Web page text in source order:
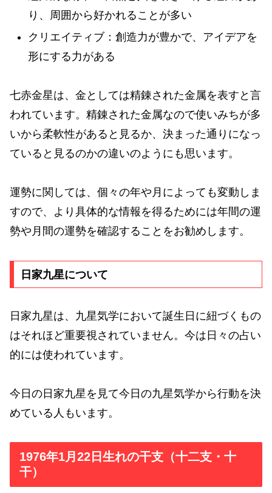
り、周囲から好かれることが多い
クリエイティブ：創造力が豊かで、アイデアを
形にする力がある
七赤金星は、金としては精錬された金属を表すと言
われています。精錬された金属なので使いみちが多
いから柔軟性があると見るか、決まった通りになっ
ていると見るのかの違いのようにも思います。
運勢に関しては、個々の年や月によっても変動しま
すので、より具体的な情報を得るためには年間の運
勢や月間の運勢を確認することをお勧めします。
日家九星について
日家九星は、九星気学において誕生日に紐づくもの
はそれほど重要視されていません。今は日々の占い
的には使われています。
今日の日家九星を見て今日の九星気学から行動を決
めている人もいます。
1976年1月22日生れの干支（十二支・十
干）